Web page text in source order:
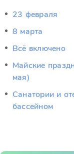
23 февраля
8 марта
Всё включено
Майские
мая)
Санатории и
бассейном